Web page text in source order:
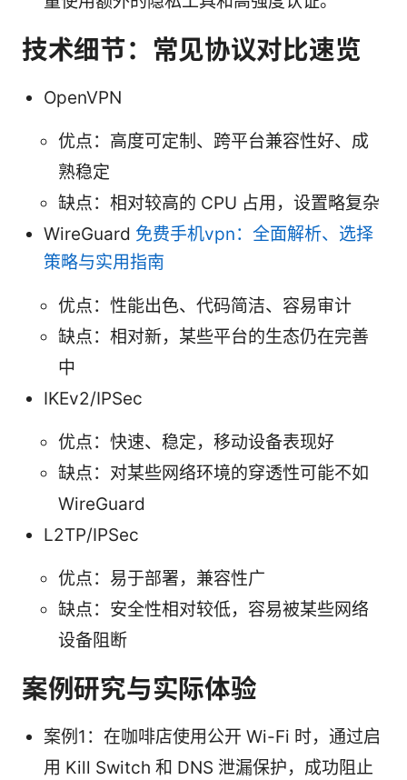
技术细节：常见协议对比速览
OpenVPN
优点：高度可定制、跨平台兼容性好、成
熟稳定
缺点：相对较高的 CPU 占用，设置略复杂
WireGuard 免费手机vpn：全面解析、选择
策略与实用指南
优点：性能出色、代码简洁、容易审计
缺点：相对新，某些平台的生态仍在完善
中
IKEv2/IPSec
优点：快速、稳定，移动设备表现好
缺点：对某些网络环境的穿透性可能不如
WireGuard
L2TP/IPSec
优点：易于部署，兼容性广
缺点：安全性相对较低，容易被某些网络
设备阻断
案例研究与实际体验
案例1：在咖啡店使用公开 Wi-Fi 时，通过启
用 Kill Switch 和 DNS 泄漏保护，成功阻止